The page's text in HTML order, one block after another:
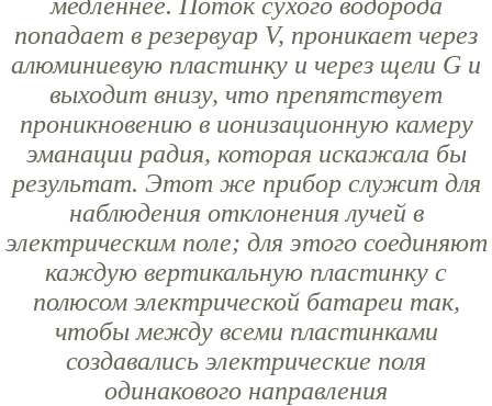
попадает в резервуар V, проникает через
алюминиевую пластинку и через щели G и
выходит внизу, что препятствует
проникновению в ионизационную камеру
эманации радия, которая искажала бы
результат. Этот же прибор служит для
наблюдения отклонения лучей в
электрическим поле; для этого соединяют
каждую вертикальную пластинку с
полюсом электрической батареи так,
чтобы между всеми пластинками
создавались электрические поля
одинакового направления